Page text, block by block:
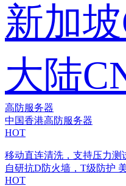
新加
大陆
高防服务器
中国香港高防服务器
HOT
移动直连清洗，支持压力测
自研抗D防火墙，T级防护
HOT